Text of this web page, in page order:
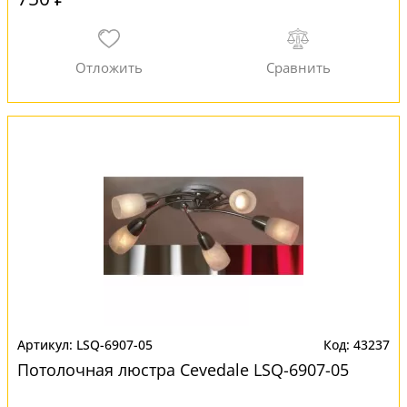
LSQ-6907-05 43237
Потолочная люстра Cevedale LSQ-6907-05